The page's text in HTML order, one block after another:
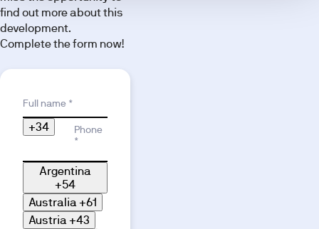
find out more about this
development.
Complete the form now!
Full name *
+34
Argentina
+54
Australia +61
Austria +43
Phone
*
Reason for interest
development
through our
image